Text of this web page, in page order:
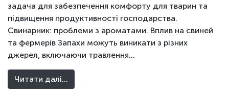
задача для забезпечення комфорту для тварин та
підвищення продуктивності господарства.
Свинарник: проблеми з ароматами. Вплив на свиней
та фермерів Запахи можуть виникати з різних
джерел, включаючи травлення…
Читати далі…